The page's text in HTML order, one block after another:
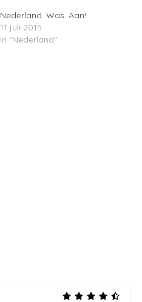
Nederland. Was. Aan!
11 juli 2015
In "Nederland"